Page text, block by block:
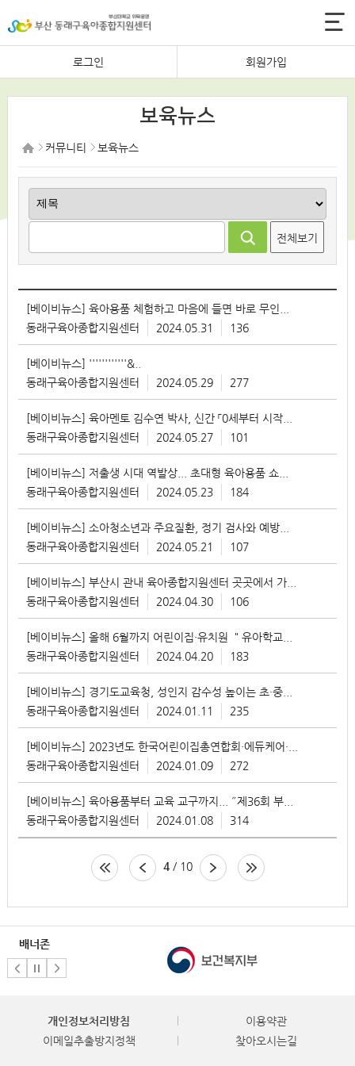
로그인 회원가입
보육뉴스
커뮤니티 보육뉴스
전체보기
번
호
제
목
첨
부
작
성
작
성
조
동래구육아종합지원센터
2024.05.31 136
[베이비뉴스] ''''''''''''&..
동래구육아종합지원센터
2024.05.29 277
[베이비뉴스] 육아멘토 김수연 박사, 신간 「0세부터 시작하는 감정조절..
동래구육아종합지원센터
2024.05.27 101
동래구육아종합지원센터
2024.05.23 184
[베이비뉴스] 소아청소년과 주요질환, 정기 검사와 예방접종으로 미리..
동래구육아종합지원센터
2024.05.21 107
[베이비뉴스] 부산시 관내 육아종합지원센터 곳곳에서 가족 프로그램 ..
동래구육아종합지원센터
2024.04.30 106
동래구육아종합지원센터
2024.04.20 183
[베이비뉴스] 경기도교육청, 성인지 감수성 높이는 초·중등 영상 콘텐..
동래구육아종합지원센터
2024.01.11 235
동래구육아종합지원센터
2024.01.09 272
[베이비뉴스] 육아용품부터 교육 교구까지... ˝제36회 부산 베이비페어..
동래구육아종합지원센터
2024.01.08 314
4/ 10
배너존
개인정보처리방침
이용약관
이메일추출방지정책
찾아오시는길